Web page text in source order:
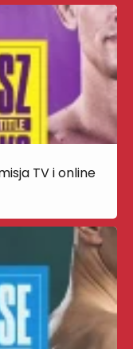
TV i online